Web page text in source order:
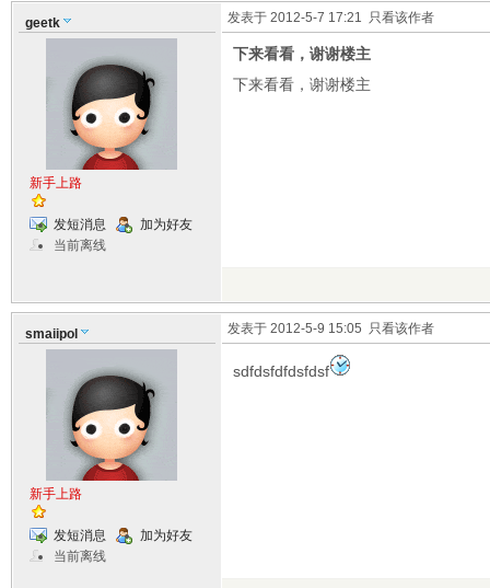
geetk
新手上路
发短消息
加为好友
当前离线
发表于 2012-5-7 17:21 只看该作者
下来看看，谢谢楼主
下来看看，谢谢楼主
smaiipol
新手上路
发短消息
加为好友
当前离线
发表于 2012-5-9 15:05 只看该作者
sdfdsfdfdsfdsf